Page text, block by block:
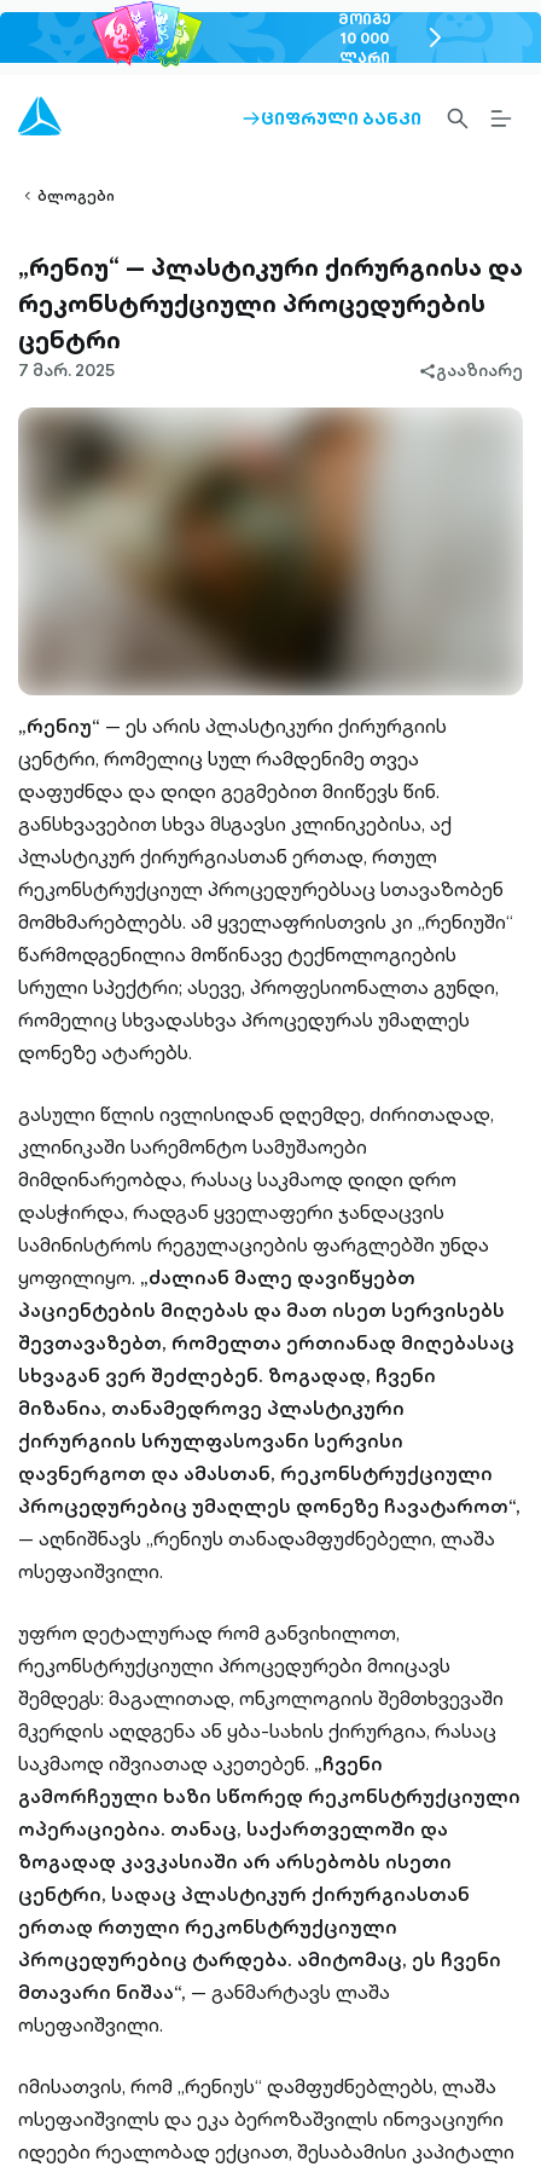
ᲛᲝᲘᲒᲔ
10 000
ᲚᲐᲠᲘ
chevron-
right-
ARROW-
ᲪᲘᲤᲠᲣᲚᲘ ᲑᲐᲜᲙᲘ
SEARCH-
OUTLINED
ბლოგები
„რენიუ“ — პლასტიკური ქირურგიისა და
რეკონსტრუქციული პროცედურების
ცენტრი
7 მარ. 2025
share-
გააზიარე
„რენიუ“ — ეს არის პლასტიკური ქირურგიის
ცენტრი, რომელიც სულ რამდენიმე თვეა
დაფუძნდა და დიდი გეგმებით მიიწევს წინ.
განსხვავებით სხვა მსგავსი კლინიკებისა, აქ
პლასტიკურ ქირურგიასთან ერთად, რთულ
რეკონსტრუქციულ პროცედურებსაც სთავაზობენ
მომხმარებლებს. ამ ყველაფრისთვის კი „რენიუში“
წარმოდგენილია მოწინავე ტექნოლოგიების
სრული სპექტრი; ასევე, პროფესიონალთა გუნდი,
რომელიც სხვადასხვა პროცედურას უმაღლეს
დონეზე ატარებს.
გასული წლის ივლისიდან დღემდე, ძირითადად,
კლინიკაში სარემონტო სამუშაოები
მიმდინარეობდა, რასაც საკმაოდ დიდი დრო
დასჭირდა, რადგან ყველაფერი ჯანდაცვის
სამინისტროს რეგულაციების ფარგლებში უნდა
ყოფილიყო. „ძალიან მალე დავიწყებთ
პაციენტების მიღებას და მათ ისეთ სერვისებს
შევთავაზებთ, რომელთა ერთიანად მიღებასაც
სხვაგან ვერ შეძლებენ. ზოგადად, ჩვენი
მიზანია, თანამედროვე პლასტიკური
ქირურგიის სრულფასოვანი სერვისი
დავნერგოთ და ამასთან, რეკონსტრუქციული
პროცედურებიც უმაღლეს დონეზე ჩავატაროთ“,
— აღნიშნავს „რენიუს თანადამფუძნებელი, ლაშა
ოსეფაიშვილი.
უფრო დეტალურად რომ განვიხილოთ,
რეკონსტრუქციული პროცედურები მოიცავს
შემდეგს: მაგალითად, ონკოლოგიის შემთხვევაში
მკერდის აღდგენა ან ყბა-სახის ქირურგია, რასაც
საკმაოდ იშვიათად აკეთებენ. „ჩვენი
გამორჩეული ხაზი სწორედ რეკონსტრუქციული
ოპერაციებია. თანაც, საქართველოში და
ზოგადად კავკასიაში არ არსებობს ისეთი
ცენტრი, სადაც პლასტიკურ ქირურგიასთან
ერთად რთული რეკონსტრუქციული
პროცედურებიც ტარდება. ამიტომაც, ეს ჩვენი
მთავარი ნიშაა“, — განმარტავს ლაშა
ოსეფაიშვილი.
იმისათვის, რომ „რენიუს“ დამფუძნებლებს, ლაშა
ოსეფაიშვილს და ეკა ბეროზაშვილს ინოვაციური
იდეები რეალობად ექციათ, შესაბამისი კაპიტალი